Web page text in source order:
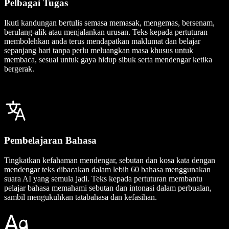
Pelbagai Tugas
Ikuti kandungan bertulis semasa memasak, mengemas, bersenam,
berulang-alik atau menjalankan urusan. Teks kepada pertuturan
membolehkan anda terus mendapatkan maklumat dan belajar
sepanjang hari tanpa perlu meluangkan masa khusus untuk
membaca, sesuai untuk gaya hidup sibuk serta mendengar ketika
bergerak.
Pembelajaran Bahasa
Tingkatkan kefahaman mendengar, sebutan dan kosa kata dengan
mendengar teks dibacakan dalam lebih 60 bahasa menggunakan
suara AI yang semula jadi. Teks kepada pertuturan membantu
pelajar bahasa memahami sebutan dan intonasi dalam perbualan,
sambil mengukuhkan tatabahasa dan kefasihan.